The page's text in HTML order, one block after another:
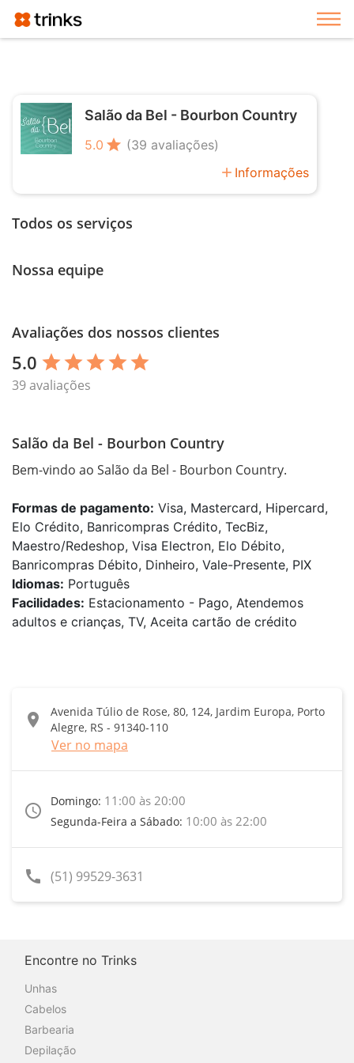
Salão da Bel - Bourbon Country
5.0 star (39 avaliações)
add Informações
Todos os serviços
Nossa equipe
Avaliações dos nossos clientes
5.0 star star star star star
39 avaliações
Salão da Bel - Bourbon Country
Bem-vindo ao Salão da Bel - Bourbon Country.
Formas de pagamento: Visa, Mastercard, Hipercard,
Elo Crédito, Banricompras Crédito, TecBiz,
Maestro/Redeshop, Visa Electron, Elo Débito,
Banricompras Débito, Dinheiro, Vale-Presente, PIX
Idiomas: Português
Facilidades: Estacionamento - Pago, Atendemos
adultos e crianças, TV, Aceita cartão de crédito
location_on
Avenida Túlio de Rose, 80, 124, Jardim Europa, Porto
Alegre, RS - 91340-110
Ver no mapa
access_time
Domingo: 11:00 às 20:00
Segunda-Feira a Sábado: 10:00 às 22:00
call (51) 99529-3631
Encontre no Trinks
Unhas
Cabelos
Barbearia
Depilação